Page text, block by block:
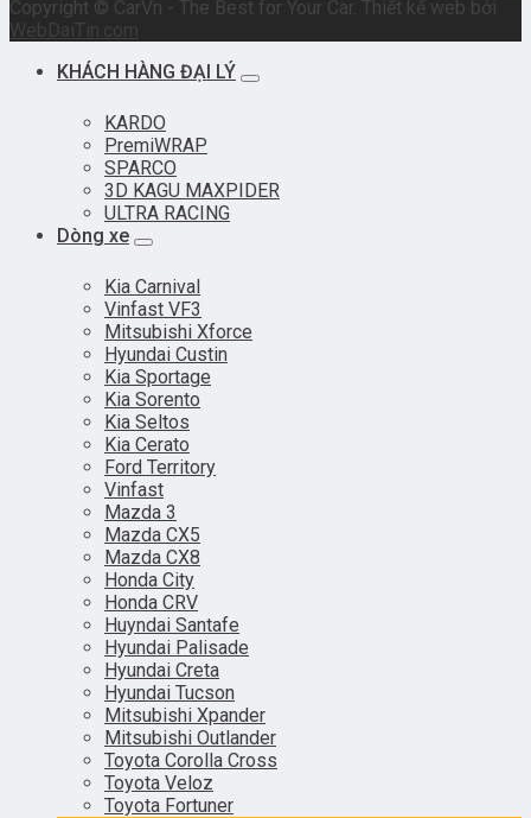
Copyright © CarVn - The Best for Your Car. Thiết kế web bởi
WebDaiTin.com
KHÁCH HÀNG ĐẠI LÝ
KARDO
PremiWRAP
SPARCO
3D KAGU MAXPIDER
ULTRA RACING
Dòng xe
Kia Carnival
Vinfast VF3
Mitsubishi Xforce
Hyundai Custin
Kia Sportage
Kia Sorento
Kia Seltos
Kia Cerato
Ford Territory
Vinfast
Mazda 3
Mazda CX5
Mazda CX8
Honda City
Honda CRV
Huyndai Santafe
Hyundai Palisade
Hyundai Creta
Hyundai Tucson
Mitsubishi Xpander
Mitsubishi Outlander
Toyota Corolla Cross
Toyota Veloz
Toyota Fortuner